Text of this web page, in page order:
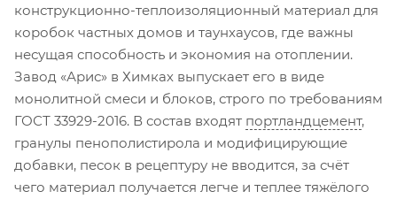
конструкционно-теплоизоляционный материал для
коробок частных домов и таунхаусов, где важны
несущая способность и экономия на отоплении.
Завод «Арис» в Химках выпускает его в виде
монолитной смеси и блоков, строго по требованиям
ГОСТ 33929-2016. В состав входят портландцемент,
гранулы пенополистирола и модифицирующие
добавки, песок в рецептуру не вводится, за счёт
чего материал получается легче и теплее тяжёлого